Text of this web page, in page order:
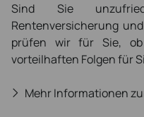
Sind Sie
Rentenversicherung
prüfen wir für Sie,
vorteilhaften Folgen für
Mehr Informationen